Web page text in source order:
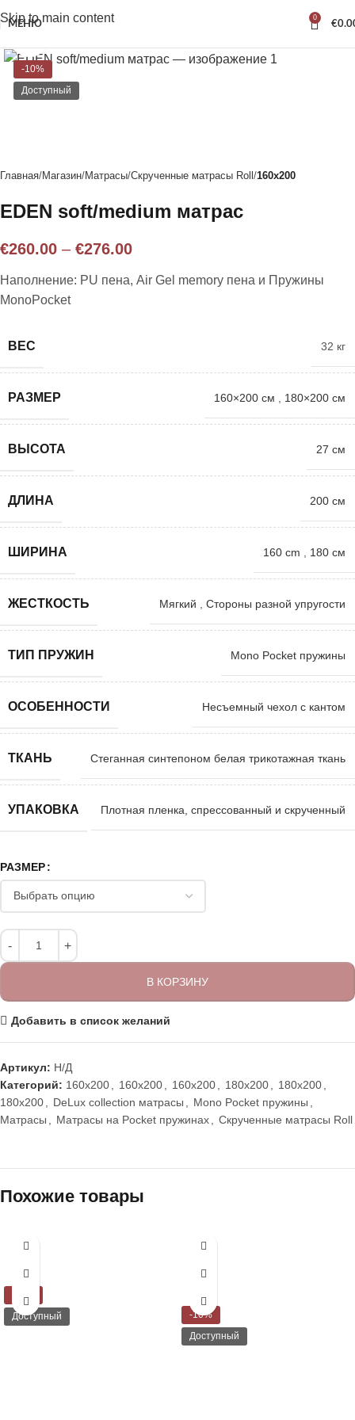
Skip to main content
МЕНЮ
0
€
-10%
Доступный
Главная Магазин Матрасы Скрученные матрасы Roll 160x200
EDEN soft/medium матрас
€260.00 – €276.00
Наполнение: PU пена, Air Gel memory пена и Пружины
MonoPocket
ВЕС 32 кг
РАЗМЕР 160×200 см , 180×200 см
ВЫСОТА 27 см
ДЛИНА 200 см
ШИРИНА 160 cm , 180 см
ЖЕСТКОСТЬ Мягкий , Стороны разной упругости
ТИП ПРУЖИН Mono Pocket пружины
ОСОБЕННОСТИ Несъемный чехол с кантом
ТКАНЬ Стеганная синтепоном белая трикотажная ткань
УПАКОВКА Плотная пленка, спрессованный и скрученный
РАЗМЕР
В КОРЗИНУ
Добавить в список желаний
Артикул: Н/Д
Категорий: 160x200, 160x200, 160x200, 180x200, 180x200,
180x200, DeLux collection матрасы , Mono Pocket пружины ,
Матрасы , Матрасы на Pocket пружинах, Скрученные матрасы Roll
Похожие товары
-21%
Доступный
-10%
Доступный